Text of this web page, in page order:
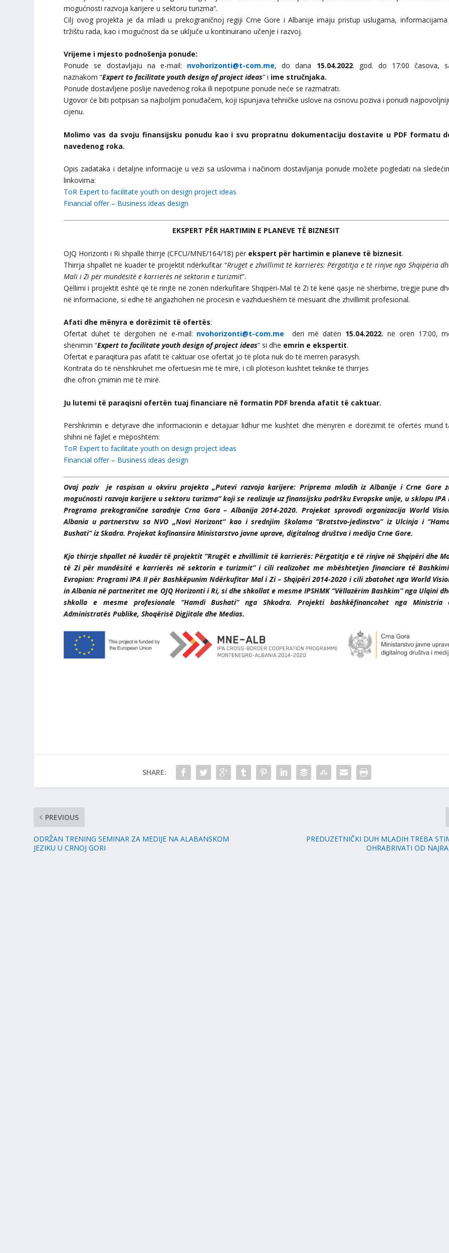
mogućnosti razvoja karijere u sektoru turizma“.
Cilj ovog projekta je da mladi u prekograničnoj regiji Crne Gore i Albanije imaju pristup uslugama,
tržištu rada, kao i mogućnost da se uključe u kontinuirano učenje i razvoj.
Vrijeme i mjesto podnošenja ponude:
Ponude se dostavljaju na e-mail: nvohorizonti@t-com.me, do dana 15.04.2022. god. do 17:00 časova,
naznakom “Expert to facilitate youth design of project ideas” i ime stručnjaka.
Ponude dostavljene poslije navedenog roka ili nepotpune ponude neće se razmatrati.
Ugovor će biti potpisan sa najboljim ponuđačem, koji ispunjava tehničke uslove na osnovu poziva i ponudi
cijenu.
Molimo vas da svoju finansijsku ponudu kao i svu propratnu dokumentaciju dostavite u PDF formatu
navedenog roka.
Opis zadataka i detaljne informacije u vezi sa uslovima i načinom dostavljanja ponude možete pogledati na
linkovima:
ToR Expert to facilitate youth on design project ideas
Financial offer – Business ideas design
EKSPERT PËR HARTIMIN E PLANEVE TË BIZNESIT
OJQ Horizonti i Ri shpallë thirrje (CFCU/MNE/164/18) për ekspert për hartimin e planeve të biznesit.
Thirrja shpallet në kuadër të projektit ndërkufitar “Rrugët e zhvillimit të karrierës: Përgatitja e të rinjvenga Shqipëria
Mali i Zi për mundësitë e karrierës në sektorin e turizmit”.
Qëllimi i projektit është që të rinjtë në zonën ndërkufitare Shqipëri-Mal të Zi të kenë qasje në shërbime, tregje pune
në informacione, si edhe të angazhohen në procesin e vazhdueshëm të mësuarit dhe zhvillimit profesional.
Afati dhe mënyra e dorëzimit të ofertës:
Ofertat duhet të dërgohen në e-mail: nvohorizonti@t-com.me deri më datën 15.04.2022. në orën 17:00,
shënimin “Expert to facilitate youth design of project ideas” si dhe emrin e ekspertit.
Ofertat e paraqitura pas afatit të caktuar ose ofertat jo të plota nuk do të merren parasysh.
Kontrata do të nënshkruhet me ofertuesin më të mirë, i cili plotëson kushtet teknike të thirrjes
dhe ofron çmimin më të mirë.
Ju lutemi të paraqisni ofertën tuaj financiare në formatin PDF brenda afatit të caktuar.
Përshkrimin e detyrave dhe informacionin e detajuar lidhur me kushtet dhe mënyrën e dorëzimit të ofertës mund
shihni në fajlet e mëposhtëm:
ToR Expert to facilitate youth on design project ideas
Financial offer – Business ideas design
Ovaj poziv je raspisan u okviru projekta „Putevi razvoja karijere: Priprema mladih iz Albanije i Crne Gore
mogućnosti razvoja karijere u sektoru turizma“ koji se realizuje uz finansijsku podršku Evropske unije, u sklopu IPA
Programa prekogranične saradnje Crna Gora – Albanija 2014-2020. Projekat sprovodi organizacija World
Albania u partnerstvu sa NVO „Novi Horizont“ kao i srednjim školama “Bratstvo-jedinstvo” iz Ulcinja i
Bushati” iz Skadra. Projekat kofinansira Ministarstvo javne uprave, digitalnog društva i medija Crne Gore.
Kjo thirrje shpallet në kuadër të projektit “Rrugët e zhvillimit të karrierës: Përgatitja e të rinjve në Shqipëri dhe
të Zi për mundësitë e karrierës në sektorin e turizmit” i cili realizohet me mbështetjen financiare të
Evropian: Programi IPA II për Bashkëpunim Ndërkufitar Mal i Zi – Shqipëri 2014-2020 i cilizbatohet nga World
in Albania në partneritet me OJQ Horizonti i Ri, si dhe shkollat e mesme IPSHMK “Vëllazërim Bashkim” nga Ulqini
shkolla e mesme profesionale “Hamdi Bushati” nga Shkodra. Projekti bashkëfinancohet nga Ministria
Administratës Publike, Shoqërisë Digjitale dhe Medias.
SHARE:
PREVIOUS
ODRŽAN TRENING SEMINAR ZA MEDIJE NA ALABANSKOM
JEZIKU U CRNOJ GORI
PREDUZETNIČKI DUH MLADIH TREBA
OHRABRIVATI OD